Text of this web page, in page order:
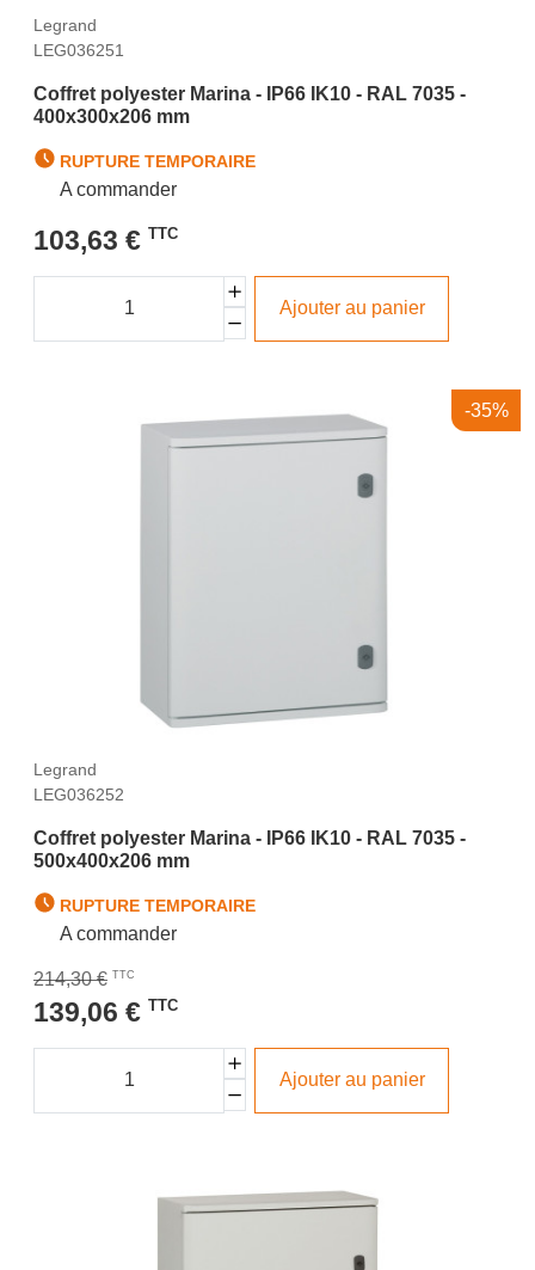
Legrand
LEG036251
Coffret polyester Marina - IP66 IK10 - RAL 7035 -
400x300x206 mm
RUPTURE TEMPORAIRE
A commander
103,63 € TTC
Ajouter au panier
-35%
Legrand
LEG036252
Coffret polyester Marina - IP66 IK10 - RAL 7035 -
500x400x206 mm
RUPTURE TEMPORAIRE
A commander
214,30 € TTC
139,06 € TTC
Ajouter au panier